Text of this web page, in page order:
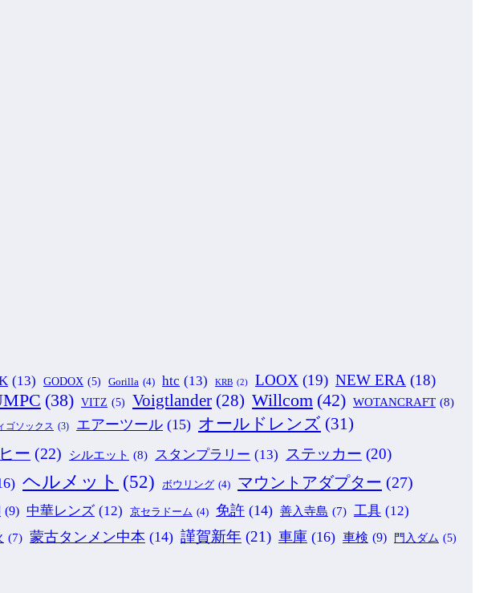
(13) GODOX (5) Gorilla (4) htc (13) KRB (2) LOOX (19) NEW ERA (18)
(38) VITZ (5) Voigtlander (28) Willcom (42) WOTANCRAFT (8)
ゴソックス (3) エアーツール (15) オールドレンズ (31)
ー (22) シルエット (8) スタンプラリー (13) ステッカー (20)
ヘルメット (52) ボウリング (4) マウントアダプター (27)
(9) 中華レンズ (12) 京セラドーム (4) 免許 (14) 善入寺島 (7) 工具 (12)
(7) 蒙古タンメン中本 (14) 謹賀新年 (21) 車庫 (16) 車検 (9) 門入ダム (5)